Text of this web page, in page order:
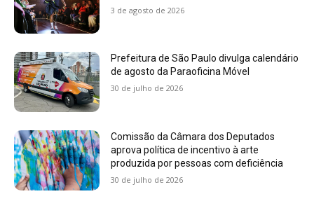
3 de agosto de 2026
Prefeitura de São Paulo divulga calendário
de agosto da Paraoficina Móvel
30 de julho de 2026
Comissão da Câmara dos Deputados
aprova política de incentivo à arte
produzida por pessoas com deficiência
30 de julho de 2026